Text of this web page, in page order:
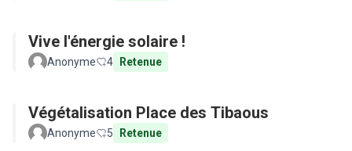
Vive l'énergie solaire !
Anonyme 4 Retenue
Végétalisation Place des Tibaous
Anonyme 5 Retenue